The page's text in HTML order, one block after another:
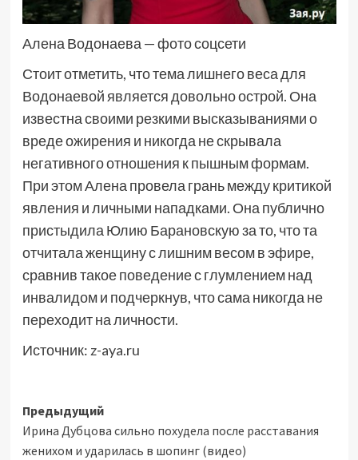
Алена Водонаева — фото соцсети
Стоит отметить, что тема лишнего веса для
Водонаевой является довольно острой. Она
известна своими резкими высказываниями о
вреде ожирения и никогда не скрывала
негативного отношения к пышным формам.
При этом Алена провела грань между критикой
явления и личными нападками. Она публично
пристыдила Юлию Барановскую за то, что та
отчитала женщину с лишним весом в эфире,
сравнив такое поведение с глумлением над
инвалидом и подчеркнув, что сама никогда не
переходит на личности.
Источник: z-aya.ru
Навигация
записи
Предыдущий
Ирина Дубцова сильно похудела после расставания
женихом и ударилась в шопинг (видео)